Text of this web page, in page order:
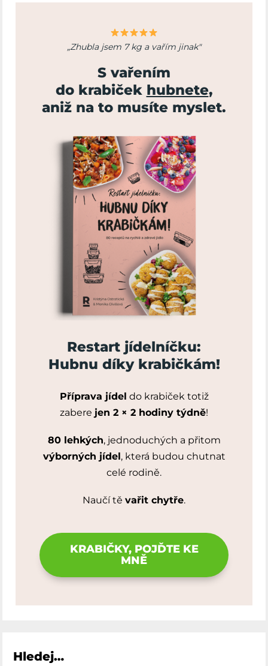
„Zhubla jsem 7 kg a vařím jinak"
S vařením
do krabiček hubnete,
aniž na to musíte myslet.
Restart jídelníčku:
Hubnu díky krabičkám!
Příprava jídel do krabiček totiž
zabere jen 2 × 2 hodiny týdně!
80 lehkých, jednoduchých a přitom
výborných jídel, která budou chutnat
celé rodině.
Naučí tě vařit chytře.
KRABIČKY, POJĎTE KE
MNĚ
Hledej…